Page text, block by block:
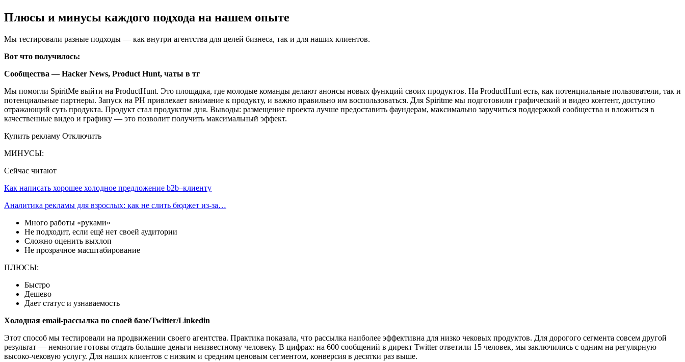
Плюсы и минусы каждого подхода на нашем опыте
Мы тестировали разные подходы — как внутри агентства для целей бизнеса, так и для наших клиентов.
Вот что получилось:
Сообщества — Hacker News, Product Hunt, чаты в тг
Мы помогли SpiritMe выйти на ProductHunt. Это площадка, где молодые команды делают анонсы новых функций своих продуктов. На ProductHunt есть, как потенциальные пользователи, так и
потенциальные партнеры. Запуск на PH привлекает внимание к продукту, и важно правильно им воспользоваться. Для Spiritme мы подготовили графический и видео контент, доступно
отражающий суть продукта. Продукт стал продуктом дня. Выводы: размещение проекта лучше предоставить фаундерам, максимально заручиться поддержкой сообщества и вложиться в
качественные видео и графику — это позволит получить максимальный эффект.
Купить рекламу Отключить
МИНУСЫ:
Сейчас читают
Как написать хорошее холодное предложение b2b–клиенту
Аналитика рекламы для взрослых: как не слить бюджет из-за…
Много работы «руками»
Не подходит, если ещё нет своей аудитории
Сложно оценить выхлоп
Не прозрачное масштабирование
ПЛЮСЫ:
Быстро
Дешево
Дает статус и узнаваемость
Холодная email-рассылка по своей базе/Twitter/Linkedin
Этот способ мы тестировали на продвижении своего агентства. Практика показала, что рассылка наиболее эффективна для низко чековых продуктов. Для дорогого сегмента совсем другой
результат — немногие готовы отдать большие деньги неизвестному человеку. В цифрах: на 600 сообщений в директ Twitter ответили 15 человек, мы заключились с одним на регулярную
высоко-чековую услугу. Для наших клиентов с низким и средним ценовым сегментом, конверсия в десятки раз выше.